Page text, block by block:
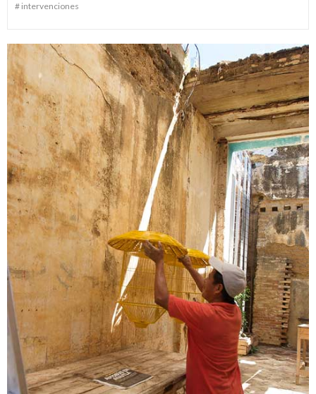
# intervenciones